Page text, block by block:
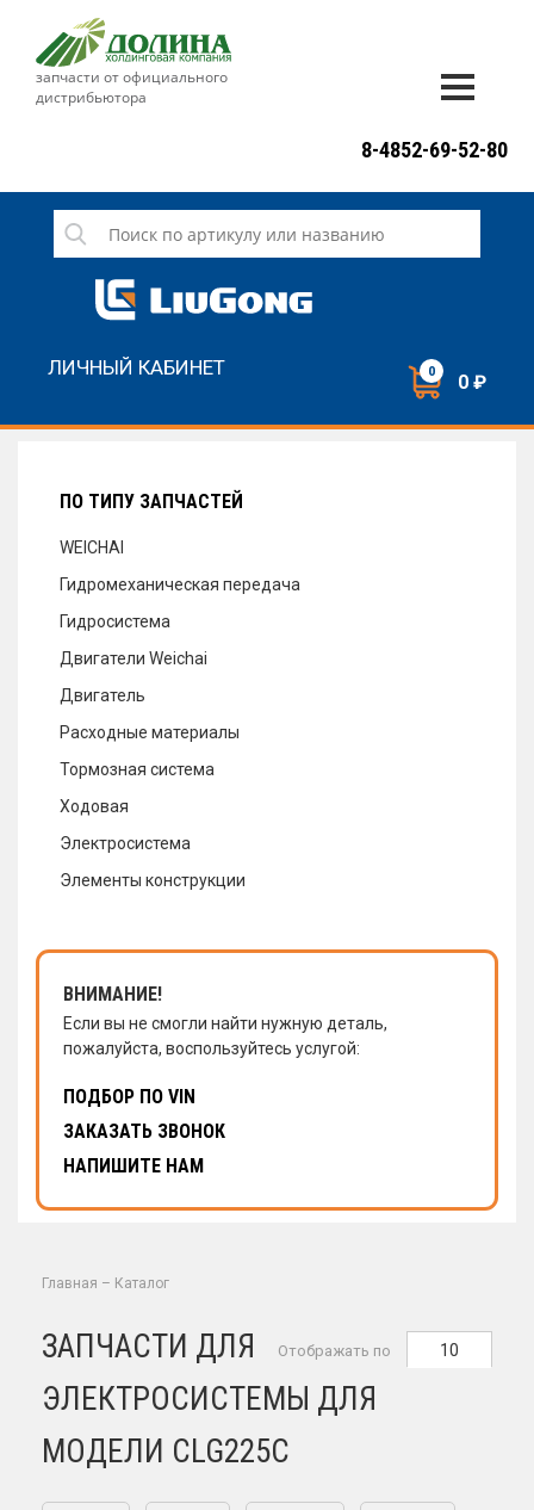
запчасти от официального
дистрибьютора
СЕРВИС
НОВОСТИ
8-4852-69-52-80
ЛИЧНЫЙ КАБИНЕТ 0 0 ₽
ПО ТИПУ ЗАПЧАСТЕЙ
WEICHAI
Гидромеханическая передача
Гидросистема
Двигатели Weichai
Двигатель
Расходные материалы
Тормозная система
Ходовая
Электросистема
Элементы конструкции
ВНИМАНИЕ!
Если вы не смогли найти нужную деталь,
пожалуйста, воспользуйтесь услугой:
ПОДБОР ПО VIN
ЗАКАЗАТЬ ЗВОНОК
НАПИШИТЕ НАМ
Главная – Каталог
ЗАПЧАСТИ ДЛЯ
ЭЛЕКТРОСИСТЕМЫ ДЛЯ
МОДЕЛИ CLG225C
Отображать по 10